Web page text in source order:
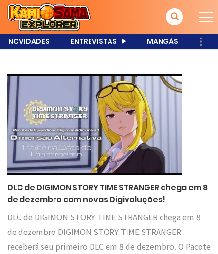
NOVIDADES ENTREVISTAS MANGÁS
DLC de DIGIMON STORY TIME STRANGER chega em 8
de dezembro com novas Digivoluções!
DLC de DIGIMON STORY TIME STRANGER chega em 8
de dezembro DIGIMON STORY TIME STRANGER
receberá seu primeiro DLC em 8 de dezembro. O Pacote